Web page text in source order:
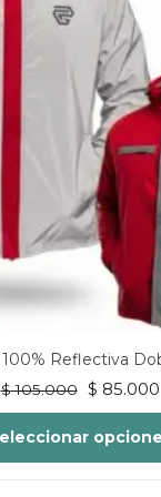
pueden
elegir
en
página
de
producto
Reflectiva
$105.000
El
precio
original
era:
$ 85.000